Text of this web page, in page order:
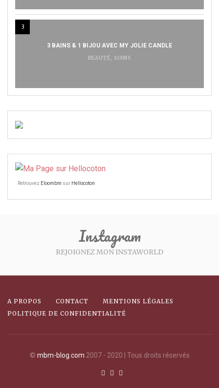
3
3 BAINS & 1 BIJOU AVEC MY JOLIE CANDLE
BEAUTÉ, SOINS
Retrouvez Eloombm sur Hellocoton
Instagram
REJOIGNEZ MON INSTAWORLD
A PROPOS CONTACT
MENTIONS LÉGALES
POLITIQUE DE CONFIDENTIALITÉ
© mbm-blog.com 2007 - 2020 | Tous droits réservés